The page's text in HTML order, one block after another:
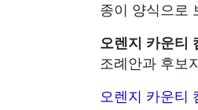
종이 양식으로
오렌지 카운티
조례안과 후보
오렌지 카운티